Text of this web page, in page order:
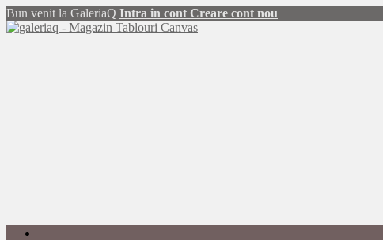
Bun venit la GaleriaQ Intra in cont Creare cont nou